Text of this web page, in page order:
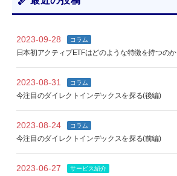
2023-09-28 コラム
日本初アクティブETFはどのような特徴を持つのか
2023-08-31 コラム
今注目のダイレクトインデックスを探る(後編)
2023-08-24 コラム
今注目のダイレクトインデックスを探る(前編)
2023-06-27 サービス紹介